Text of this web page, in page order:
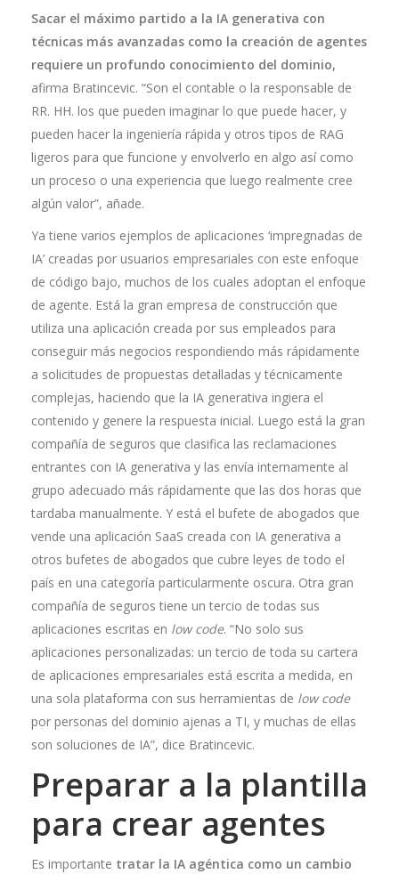
Sacar el máximo partido a la IA generativa con
técnicas más avanzadas como la creación de agentes
requiere un profundo conocimiento del dominio,
afirma Bratincevic. “Son el contable o la responsable de
RR. HH. los que pueden imaginar lo que puede hacer, y
pueden hacer la ingeniería rápida y otros tipos de RAG
ligeros para que funcione y envolverlo en algo así como
un proceso o una experiencia que luego realmente cree
algún valor”, añade.
Ya tiene varios ejemplos de aplicaciones ‘impregnadas de
IA’ creadas por usuarios empresariales con este enfoque
de código bajo, muchos de los cuales adoptan el enfoque
de agente. Está la gran empresa de construcción que
utiliza una aplicación creada por sus empleados para
conseguir más negocios respondiendo más rápidamente
a solicitudes de propuestas detalladas y técnicamente
complejas, haciendo que la IA generativa ingiera el
contenido y genere la respuesta inicial. Luego está la gran
compañía de seguros que clasifica las reclamaciones
entrantes con IA generativa y las envía internamente al
grupo adecuado más rápidamente que las dos horas que
tardaba manualmente. Y está el bufete de abogados que
vende una aplicación SaaS creada con IA generativa a
otros bufetes de abogados que cubre leyes de todo el
país en una categoría particularmente oscura. Otra gran
compañía de seguros tiene un tercio de todas sus
aplicaciones escritas en low code. “No solo sus
aplicaciones personalizadas: un tercio de toda su cartera
de aplicaciones empresariales está escrita a medida, en
una sola plataforma con sus herramientas de low code
por personas del dominio ajenas a TI, y muchas de ellas
son soluciones de IA”, dice Bratincevic.
Preparar a la plantilla
para crear agentes
Es importante tratar la IA agéntica como un cambio